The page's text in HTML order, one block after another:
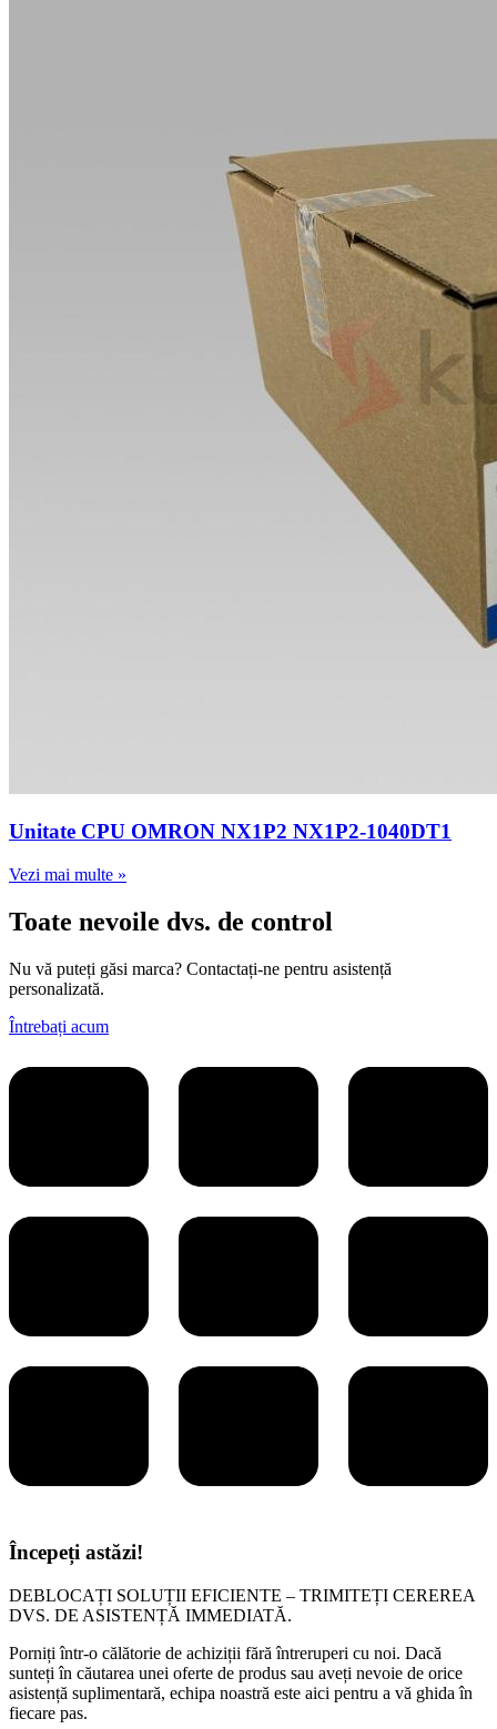
Unitate CPU OMRON NX1P2 NX1P2-1040DT1
Vezi mai multe »
Toate nevoile dvs. de control
Nu vă puteți găsi marca? Contactați-ne pentru asistență
personalizată.
Întrebați acum
Începeți astăzi!
DEBLOCAȚI SOLUȚII EFICIENTE – TRIMITEȚI CEREREA
DVS. DE ASISTENȚĂ IMMEDIATĂ.
Porniți într-o călătorie de achiziții fără întreruperi cu noi. Dacă
sunteți în căutarea unei oferte de produs sau aveți nevoie de orice
asistență suplimentară, echipa noastră este aici pentru a vă ghida în
fiecare pas.